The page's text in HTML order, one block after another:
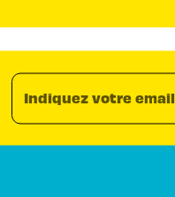
Indiquez votre email